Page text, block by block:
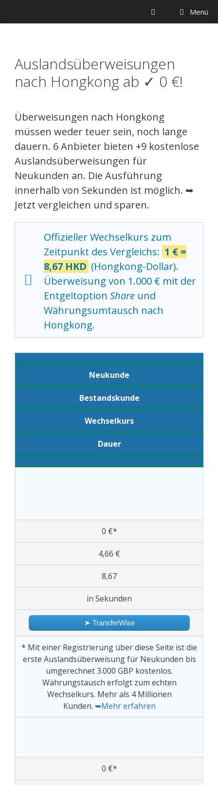
Inhalt
Menü
Auslandsüberweisungen
nach Hongkong ab ✓ 0 €!
Überweisungen nach Hongkong
müssen weder teuer sein, noch lange
dauern. 6 Anbieter bieten +9 kostenlose
Auslandsüberweisungen für
Neukunden an. Die Ausführung
innerhalb von Sekunden ist möglich. ➥
Jetzt vergleichen und sparen.
Offizieller Wechselkurs zum
Zeitpunkt des Vergleichs: 1 € =
8,67 HKD (Hongkong-Dollar).
Überweisung von 1.000 € mit der
Entgeltoption Share und
Währungsumtausch nach
Hongkong.
Neukunde
Bestandskunde
Wechselkurs
Dauer
0 €*
4,66 €
8,67
in Sekunden
➤ TransferWise
* Mit einer Registrierung über diese Seite ist die
erste Auslandsüberweisung für Neukunden bis
umgerechnet 3.000 GBP kostenlos.
Währungstausch erfolgt zum echten
Wechselkurs. Mehr als 4 Millionen
Kunden. ➥Mehr erfahren
0 €*